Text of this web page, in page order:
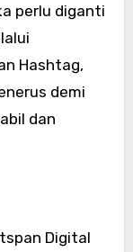
perlu diganti
Hashtag,
demi
dan
Digital